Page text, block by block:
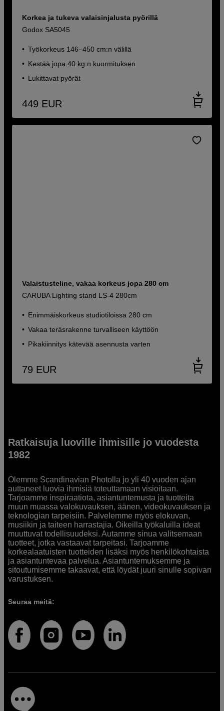
Korkea ja tukeva valaisinjalusta pyörillä
Godox SA5045
Työkorkeus 146–450 cm:n välillä
Kestää jopa 40 kg:n kuormituksen
Lukittavat pyörät
449 EUR
Valaistusteline, vakaa korkeus jopa 280 cm
CARUBA Lighting stand LS-4 280cm
Enimmäiskorkeus studiotiloissa 280 cm
Vakaa teräsrakenne turvalliseen käyttöön
Pikakiinnitys kätevää asennusta varten
79 EUR
Ratkaisuja luoville ihmisille jo vuodesta
1982
Olemme Scandinavian Photolla jo yli 40 vuoden ajan
auttaneet luovia ihmisiä toteuttamaan visioitaan.
Tarjoamme inspiraatiota, asiantuntemusta ja tuotteita
muun muassa valokuvauksen, äänen, videokuvauksen ja
teknologian tarpeisiin. Palvelemme myös elokuvan,
musiikin ja taiteen harrastajia. Oikeilla työkaluilla ideat
muuttuvat todellisuudeksi. Autamme sinua valitsemaan
tuotteet, jotka vastaavat tarpeitasi. Tarjoamme
korkealaatuisten tuotteiden lisäksi myös henkilökohtaista
ja asiantuntevaa palvelua. Asiantuntemuksemme ja
sitoutumisemme takaavat, että löydät juuri sinulle sopivan
varustuksen.
Seuraa meitä: